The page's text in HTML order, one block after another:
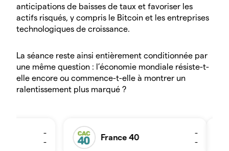
anticipations de baisses de taux et favoriser les
actifs risqués, y compris le Bitcoin et les entreprises
technologiques de croissance.
La séance reste ainsi entièrement conditionnée par
une même question : l’économie mondiale résiste-t-
elle encore ou commence-t-elle à montrer un
ralentissement plus marqué ?